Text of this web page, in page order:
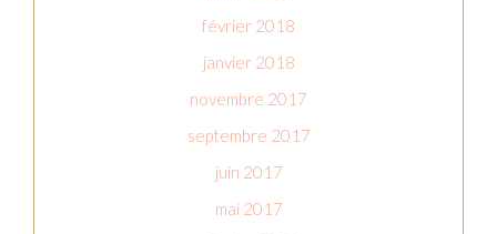
février 2018
janvier 2018
novembre 2017
septembre 2017
juin 2017
mai 2017